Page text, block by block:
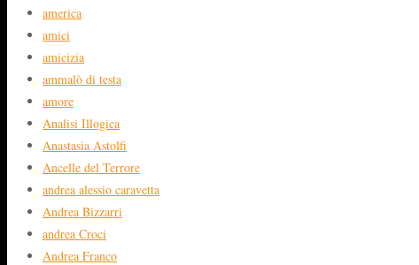
america
amici
amicizia
ammalò di testa
amore
Analisi Illogica
Anastasia Astolfi
Ancelle del Terrore
andrea alessio caravetta
Andrea Bizzarri
andrea Croci
Andrea Franco